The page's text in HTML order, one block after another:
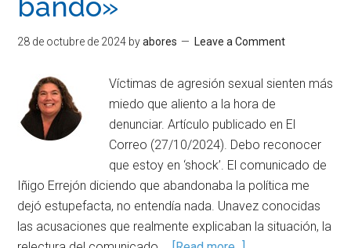
28 de octubre de 2024 byabores Leave a Comment
Víctimas de agresión sexual sienten más
miedo que aliento a la hora de
denunciar. Artículo publicado en El
Correo (27/10/2024). Debo reconocer
que estoy en ‘shock’. El comunicado de
Iñigo Errejón diciendo que abandonaba la política me
dejó estupefacta, no entendía nada. Unavez conocidas
las acusaciones que realmente explicaban la situación, la